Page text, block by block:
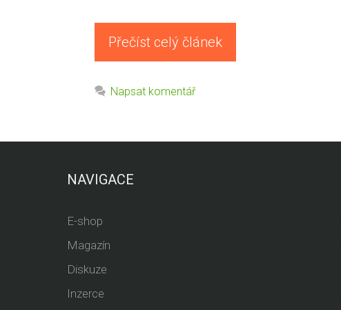
Přečíst celý článek
Napsat komentář
NAVIGACE
E-shop
Magazín
Diskuze
Inzerce